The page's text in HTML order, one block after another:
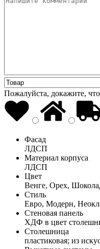
Пожалуйста, докажите,
Фасад
ЛДСП
Материал корпуса
ЛДСП
Цвет
Венге, Орех,
Стиль
Евро, Модерн,
Стеновая панель
ХДФ в цвет
Столешница
пластиковая; из